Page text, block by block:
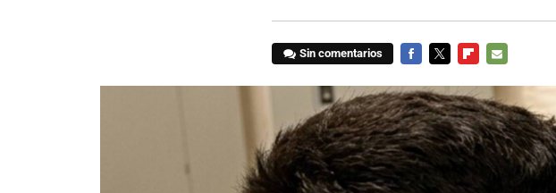
Sin comentarios
MAIL